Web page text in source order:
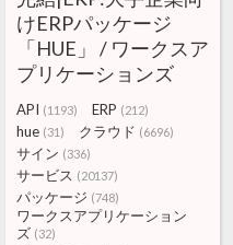
けERPパッケージ
「HUE」 / ワークスア
プリケーションズ
API (1193) ERP (212)
hue (31) クラウド (6696)
サイン (336)
サービス (20137)
パッケージ (748)
ワークスアプリケーション
ズ (32)